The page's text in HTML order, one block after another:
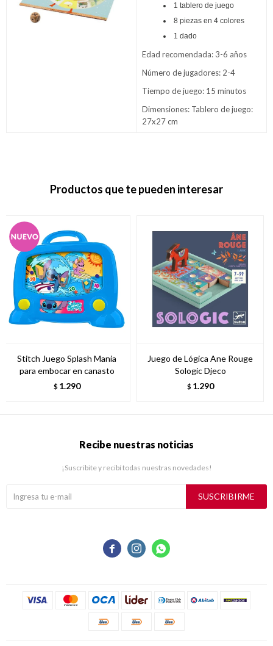
1 tablero de juego
8 piezas en 4 colores
1 dado
Edad recomendada: 3-6 años
Número de jugadores: 2-4
Tiempo de juego: 15 minutos
Dimensiones: Tablero de juego:
27x27 cm
Productos que te pueden interesar
Stitch Juego Splash Mania
para embocar en canasto
$ 1.290
Juego de Lógica Ane Rouge
Sologic Djeco
$ 1.290
  
Recibe nuestras noticias
¡Suscribite y recibí todas nuestras novedades!
SUSCRIBIRME